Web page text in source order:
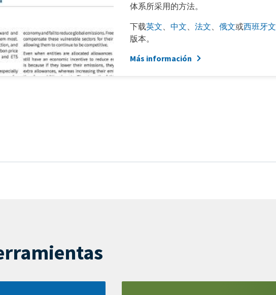
体系所采用的方法。
下载英文、 中文、 法文、 俄文或西班牙文
版本。
Más información